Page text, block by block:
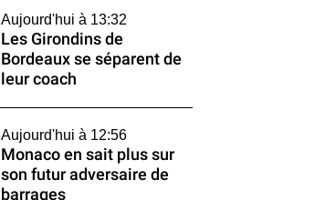
Aujourd'hui à 13:32
Les Girondins de
Bordeaux se séparent de
leur coach
Aujourd'hui à 12:56
Monaco en sait plus sur
son futur adversaire de
barrages